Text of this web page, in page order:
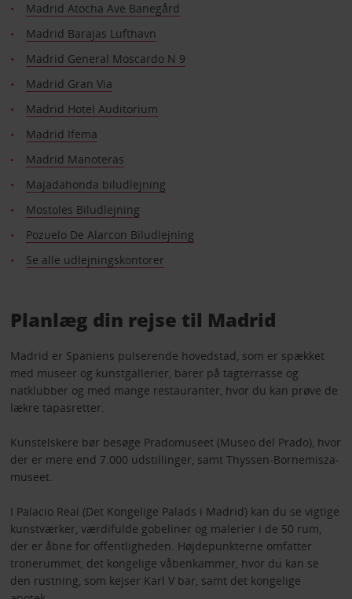
Madrid Atocha Ave Banegård
Madrid Barajas Lufthavn
Madrid General Moscardo N 9
Madrid Gran Via
Madrid Hotel Auditorium
Madrid Ifema
Madrid Manoteras
Majadahonda biludlejning
Mostoles Biludlejning
Pozuelo De Alarcon Biludlejning
Se alle udlejningskontorer
Planlæg din rejse til Madrid
Madrid er Spaniens pulserende hovedstad, som er spækket
med museer og kunstgallerier, barer på tagterrasse og
natklubber og med mange restauranter, hvor du kan prøve de
lækre tapasretter.
Kunstelskere bør besøge Pradomuseet (Museo del Prado), hvor
der er mere end 7.000 udstillinger, samt Thyssen-Bornemisza-
museet.
I Palacio Real (Det Kongelige Palads i Madrid) kan du se vigtige
kunstværker, værdifulde gobeliner og malerier i de 50 rum,
der er åbne for offentligheden. Højdepunkterne omfatter
tronerummet, det kongelige våbenkammer, hvor du kan se
den rustning, som kejser Karl V bar, samt det kongelige